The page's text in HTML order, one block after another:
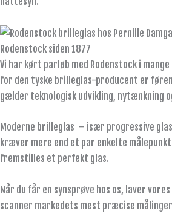
Rodenstock siden 1877
Vi har kørt parløb med Rodenstock i
for den tyske brilleglas-producent er
gælder teknologisk udvikling, nytænkning
Moderne brilleglas – især progressive
kræver mere end et par enkelte
fremstilles et perfekt glas.
Når du får en synsprøve hos os, laver vores
scanner markedets mest præcise